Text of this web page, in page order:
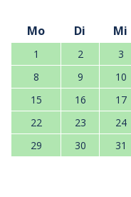
Mo
Di Mi
1 2 3
8
9 10
15
16 17
22
23 24
29
30 31